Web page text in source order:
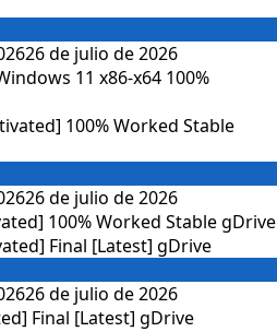
26 de julio de 2026
11 x86-x64 100%
26 de julio de 2026
100% Worked Stable gDrive
26 de julio de 2026
Final [Latest] gDrive